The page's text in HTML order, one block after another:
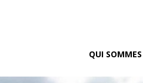
QUI
– JUIN – la 3 V